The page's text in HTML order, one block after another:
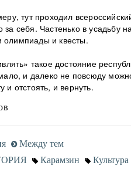
тут проходил
себя. Частенько в усадьбу
и квесты.
такое достояние
и далеко не повсюду
и отстоять, и вернуть.
Между тем
Карамзин
Культура